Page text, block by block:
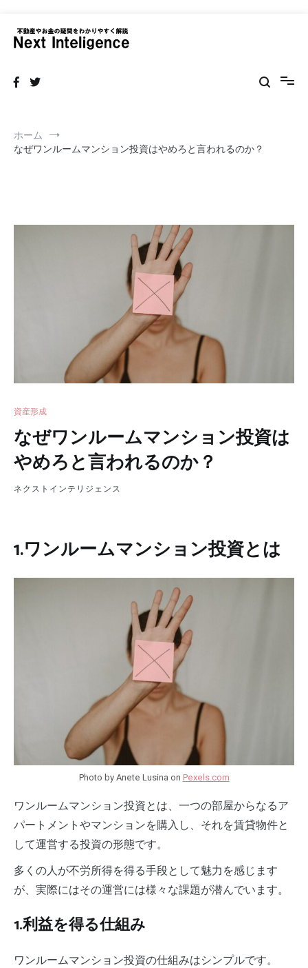
ホーム
なぜワンルームマンション投資はやめろと言われるのか？
資産形成
なぜワンルームマンション投資は
やめろと言われるのか？
ネクストインテリジェンス
1.ワンルームマンション投資とは
Photo by Anete Lusina on Pexels.com
ワンルームマンション投資とは、一つの部屋からなるア
パートメントやマンションを購入し、それを賃貸物件と
して運営する投資の形態です。
多くの人が不労所得を得る手段として魅力を感じます
が、実際にはその運営には様々な課題が潜んでいます。
1.利益を得る仕組み
ワンルームマンション投資の仕組みはシンプルです。